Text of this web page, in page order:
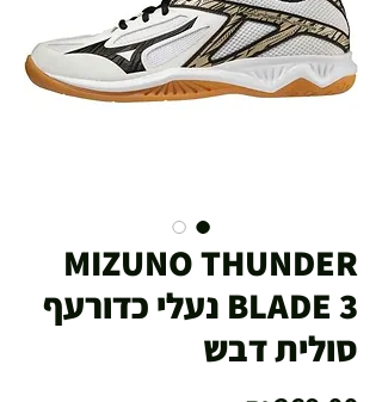
MIZUNO THUNDER
BLADE 3 נעלי כדורעף
סולית דבש